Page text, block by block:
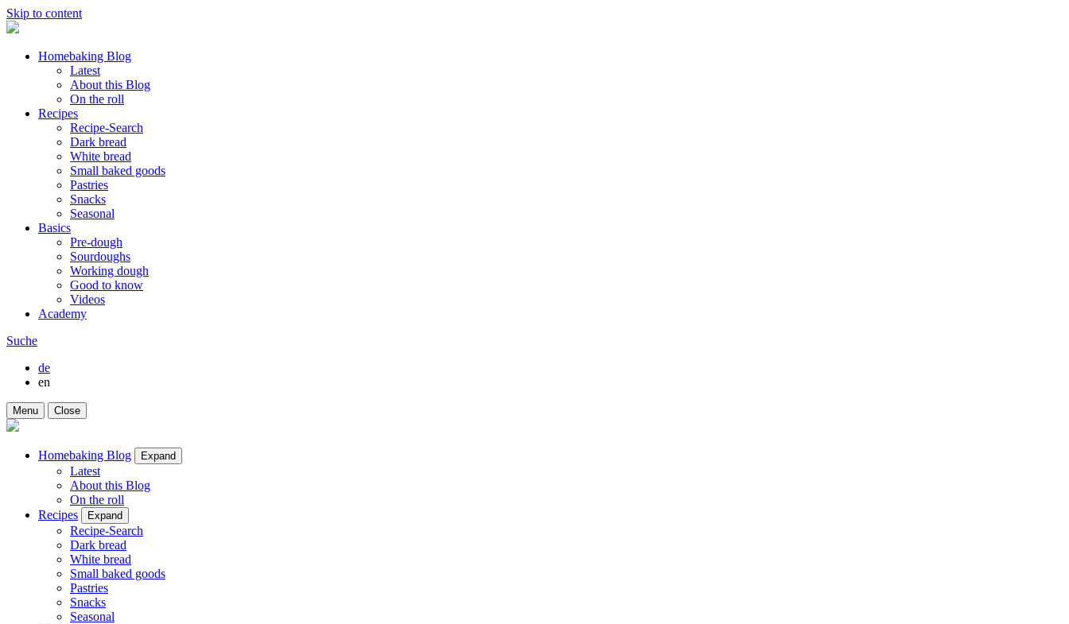
Skip to content
Homebaking Blog
Latest
About this Blog
On the roll
Recipes
Recipe-Search
Dark bread
White bread
Small baked goods
Pastries
Snacks
Seasonal
Basics
Pre-dough
Sourdoughs
Working dough
Good to know
Videos
Academy
Suche
de
en
Menu Close
Homebaking Blog Expand
Latest
About this Blog
On the roll
Recipes
Expand
Recipe-Search
Dark bread
White bread
Small baked goods
Pastries
Snacks
Seasonal